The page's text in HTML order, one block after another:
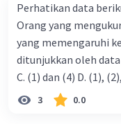
Perhatikan data
Orang yang
yang memengaruhi
ditunjukkan oleh data nomor ... A. (1)
3 0.0